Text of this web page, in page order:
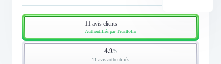
11 avis clients
Authentifiés par Trustfolio
4.9/5
11 avis authentifiés